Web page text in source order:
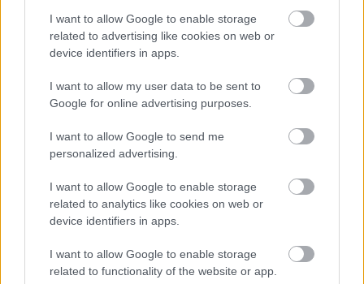
I want to allow Google to enable storage
related to advertising like cookies on web or
device identifiers in apps.
I want to allow my user data to be sent to
Google for online advertising purposes.
I want to allow Google to send me
personalized advertising.
I want to allow Google to enable storage
related to analytics like cookies on web or
device identifiers in apps.
I want to allow Google to enable storage
related to functionality of the website or app.
Ajánlott bejegyzések:
Újabb közös jam érkezett ismert magyar
Még idén jön egy új Blink-182 lemez?
Negyven év után új köntösben tér vissza